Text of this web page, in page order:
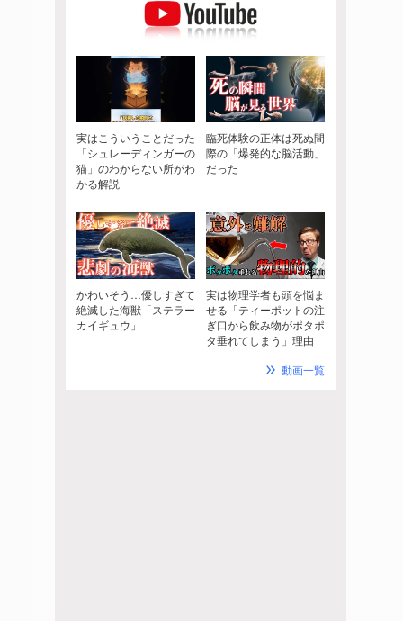
実はこういうことだった
「シュレーディンガーの
猫」のわからない所がわ
かる解説
臨死体験の正体は死ぬ間
際の「爆発的な脳活動」
だった
かわいそう…優しすぎて
絶滅した海獣「ステラー
カイギュウ」
実は物理学者も頭を悩ま
せる「ティーポットの注
ぎ口から飲み物がポタポ
タ垂れてしまう」理由
動画一覧